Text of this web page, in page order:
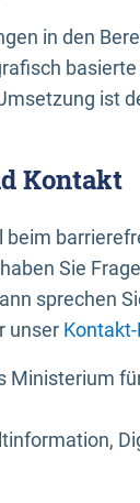
in den
ist
Kontakt
beim
Sie
sprechen
unser
Ministerium